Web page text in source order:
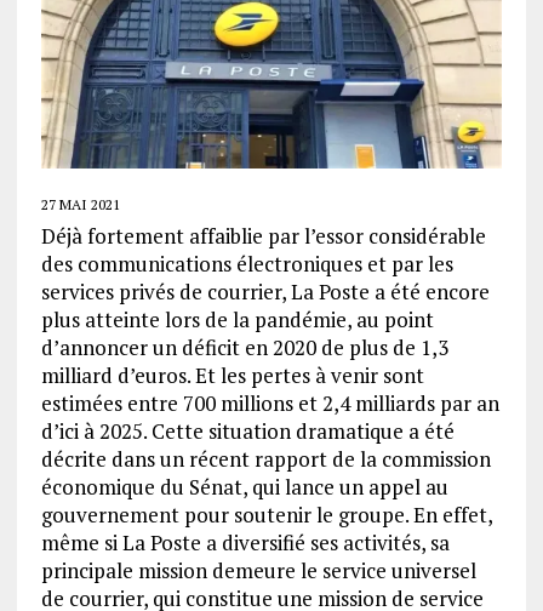
27 MAI 2021
Déjà fortement affaiblie par l’essor considérable
des communications électroniques et par les
services privés de courrier, La Poste a été encore
plus atteinte lors de la pandémie, au point
d’annoncer un déficit en 2020 de plus de 1,3
milliard d’euros. Et les pertes à venir sont
estimées entre 700 millions et 2,4 milliards par an
d’ici à 2025. Cette situation dramatique a été
décrite dans un récent rapport de la commission
économique du Sénat, qui lance un appel au
gouvernement pour soutenir le groupe. En effet,
même si La Poste a diversifié ses activités, sa
principale mission demeure le service universel
de courrier, qui constitue une mission de service